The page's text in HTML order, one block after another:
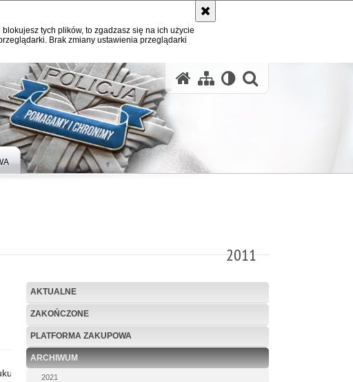
tych plików, to zgadzasz się na ich użycie
Brak zmiany ustawienia przeglądarki
2011
AKTUALNE
ZAKOŃCZONE
PLATFORMA ZAKUPOWA
ARCHIWUM
2021